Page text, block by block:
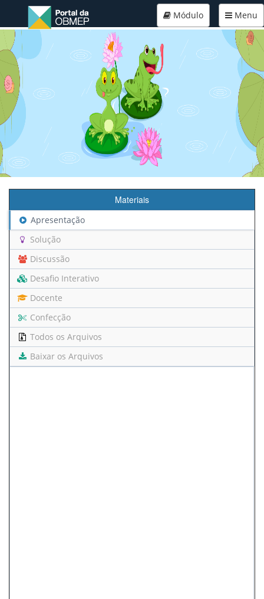
Menu
Módulo
Materiais
Apresentação
Solução
Discussão
Desafio Interativo
Docente
Confecção
Todos os Arquivos
Baixar os Arquivos